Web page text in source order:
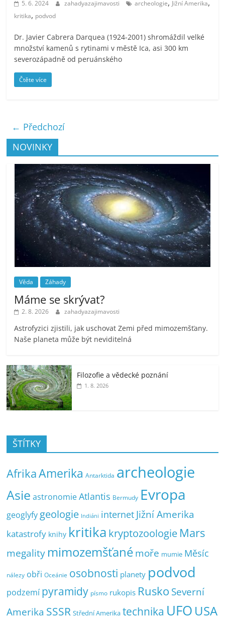
5. 6. 2024 zahadyazajimavosti archeologie, Jižní Amerika,
kritika, podvod
Dr. Javier Cabrera Darquea (1924-2001) shromáždil velké
množství kamenů s rytinami v městě Ica, asi 300 km
severozápadně od peruánského
Čtěte více
← Předchozí
NOVINKY
Věda Záhady
Máme se skrývat?
2. 8. 2026 zahadyazajimavosti
Astrofyzici zjistili, jak uschovat Zemi před mimozemšťany.
Naše planeta může být neviditelná
Filozofie a vědecké poznání
1. 8. 2026
ŠTÍTKY
AfrikaAmerika Antarktida archeologie
Asie astronomie Atlantis Bermudy Evropa
geoglyfy geologie Indiáni internet Jižní Amerika
katastrofy knihy kritika kryptozoologie Mars
megality mimozemšťanémoře mumie Měsíc
nálezy obři Oceánie osobnosti planety podvod
podzemí pyramidy písmo rukopis Rusko Severní
Amerika SSSR Střední Amerika technika UFO USA